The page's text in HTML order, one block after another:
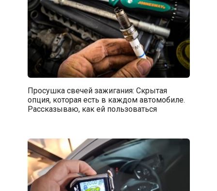
Просушка свечей зажигания: Скрытая
опция, которая есть в каждом автомобиле.
Рассказываю, как ей пользоваться